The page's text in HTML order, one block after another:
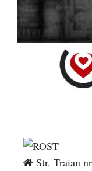
Str. Traian